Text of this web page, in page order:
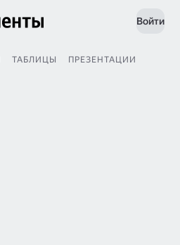
Войти
ТАБЛИЦЫ ПРЕЗЕНТАЦИИ